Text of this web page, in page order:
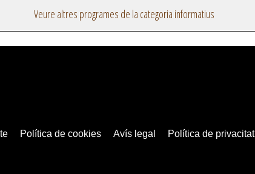
Veure altres programes de la categoria informatius
Política de cookies Avís legal Política de privacitat